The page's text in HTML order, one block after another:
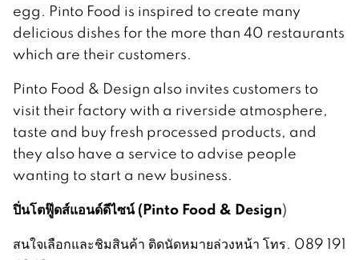
egg. Pinto Food is inspired to create many
delicious dishes for the more than 40 restaurants
which are their customers.
Pinto Food & Design also invites customers to
visit their factory with a riverside atmosphere,
taste and buy fresh processed products, and
they also have a service to advise people
wanting to start a new business.
ปิ่นโตฟู๊ดส์แอนด์ดีไซน์(Pinto Food & Design)
สนใจเลือกและชิมสินค้า ติดนัดหมายล่วงหน้า โทร. 089 191